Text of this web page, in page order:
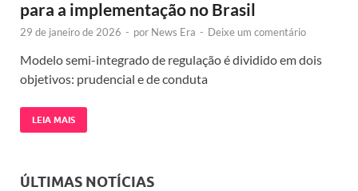
para a implementação no Brasil
29 de janeiro de 2026 - por News Era - Deixe um comentário
Modelo semi-integrado de regulação é dividido em dois
objetivos: prudencial e de conduta
LEIA MAIS
ÚLTIMAS NOTÍCIAS